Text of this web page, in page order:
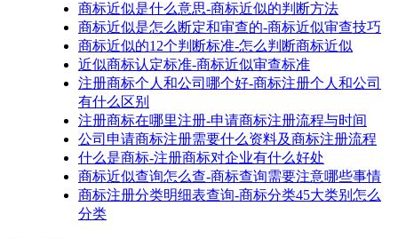
商标近似是什么意思-商标近似的判断方法
商标近似是怎么断定和审查的-商标近似审查技巧
商标近似的12个判断标准-怎么判断商标近似
近似商标认定标准-商标近似审查标准
注册商标个人和公司哪个好-商标注册个人和公司
有什么区别
注册商标在哪里注册-申请商标注册流程与时间
公司申请商标注册需要什么资料及商标注册流程
什么是商标-注册商标对企业有什么好处
商标近似查询怎么查-商标查询需要注意哪些事情
商标注册分类明细表查询-商标分类45大类别怎么
分类